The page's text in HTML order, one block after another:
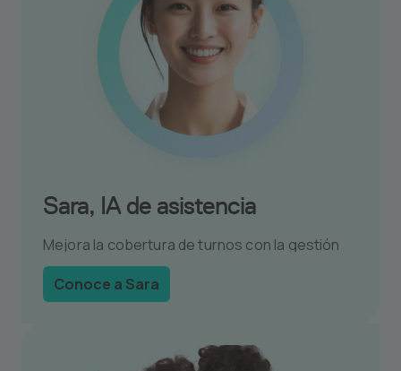
Sara, IA de asistencia
Mejora la cobertura de turnos con la gestión
de asistencia basada en IA.
Conoce a Sara